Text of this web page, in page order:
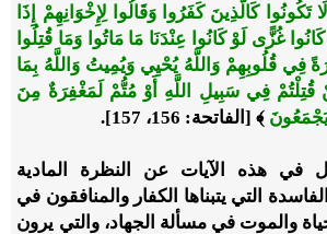
تَكُونُوا كَالَّذِينَ كَفَرُوا وَقَالُوا لِإِخْوَانِهِمْ إِذَا
غُزًّى لَوْ كَانُوا عِنْدَنَا مَا مَاتُوا وَمَا قُتِلُوا
فِي قُلُوبِهِمْ وَاللَّهُ يُحْيِي وَيُمِيتُ وَاللَّهُ بِمَا
قُتِلْتُمْ فِي سَبِيلِ اللَّهِ أَوْ مُتُّمْ لَمَغْفِرَةٌ مِنَ
﴾ [الفاتحة: 156، 157].
في هذه الآيات عن النظرة المادية
التي يتبناها الكفار والمنافقون في
والموت في مسألة الجهاد، والتي يرون